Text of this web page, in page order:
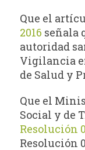
Que el
2016 señala
autoridad
Vigilancia
de Salud y
Que el
Social y de
Resolución
Resolución